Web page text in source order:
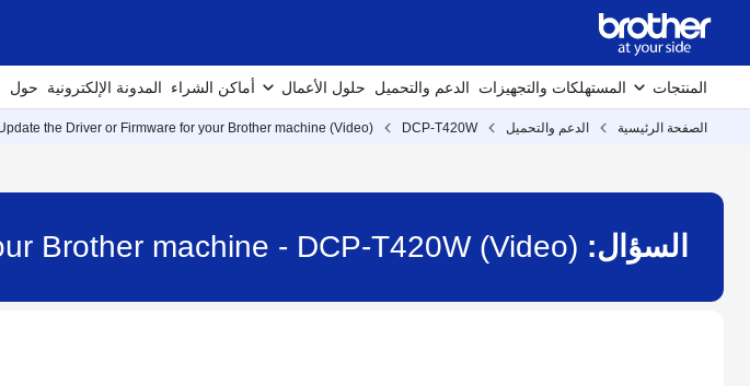
المنتجات المستهلكات والتجهيزات الدعم والتحميل حلول الأعمال أماكن الشراء المدونة الإلكترونية حول
الصفحة الرئيسية الدعم والتحميل DCP-T420W
(Video) Update the Driver or Firmware for your Brother machine
السؤال: (Video) Update the Driver or Firmware for your Brother machine - DCP-T420W